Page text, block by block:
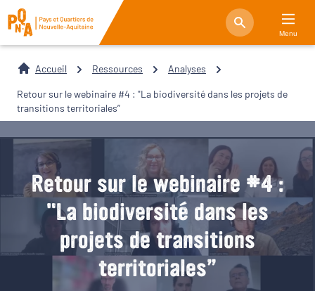
Menu
Accueil Ressources Analyses
Retour sur le webinaire #4 : "La biodiversité dans les projets de
transitions territoriales”
Retour sur le webinaire #4 :
"La biodiversité dans les
projets de transitions
territoriales”